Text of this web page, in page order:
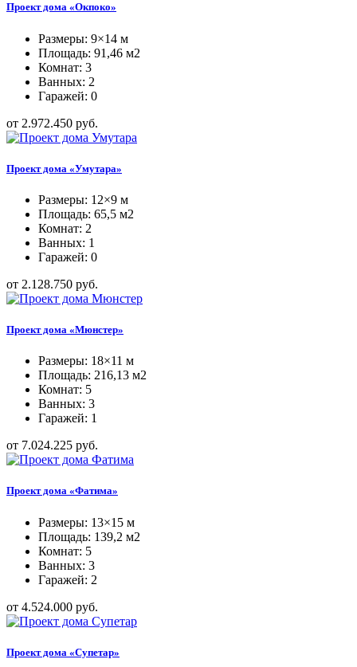
Проект дома «Окпоко»
Размеры: 9×14 м
Площадь: 91,46 м2
Комнат: 3
Ванных: 2
Гаражей: 0
от 2.972.450 руб.
Проект дома «Умутара»
Размеры: 12×9 м
Площадь: 65,5 м2
Комнат: 2
Ванных: 1
Гаражей: 0
от 2.128.750 руб.
Проект дома «Мюнстер»
Размеры: 18×11 м
Площадь: 216,13 м2
Комнат: 5
Ванных: 3
Гаражей: 1
от 7.024.225 руб.
Проект дома «Фатима»
Размеры: 13×15 м
Площадь: 139,2 м2
Комнат: 5
Ванных: 3
Гаражей: 2
от 4.524.000 руб.
Проект дома «Супетар»